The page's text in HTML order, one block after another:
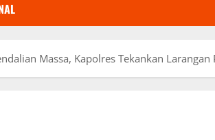
Massa, Kapolres Tekankan Larangan